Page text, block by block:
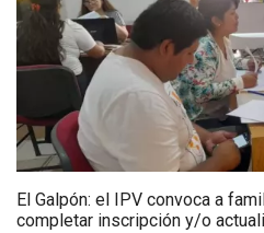
El Galpón: el IPV convoca a
completar inscripción y/o